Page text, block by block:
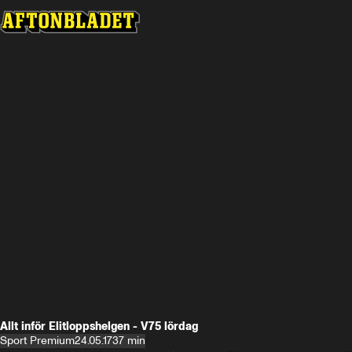
Allt inför Elitloppshelgen - V75 lördag
Sport Premium24.05.1737 min